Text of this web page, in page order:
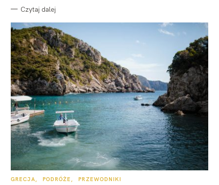
Czytaj dalej
K
GRECJA PODRÓŻE PRZEWODNIKI